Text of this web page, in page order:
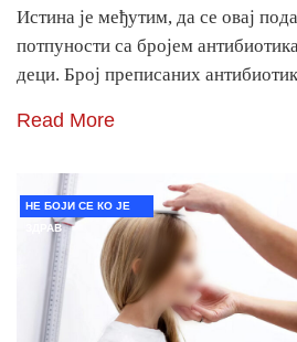
Истина је међутим, да се овај
потпуности са бројем
деци. Број преписаних
Read More
НЕ БОЈИ СЕ КО ЈЕ
ЗДРАВ